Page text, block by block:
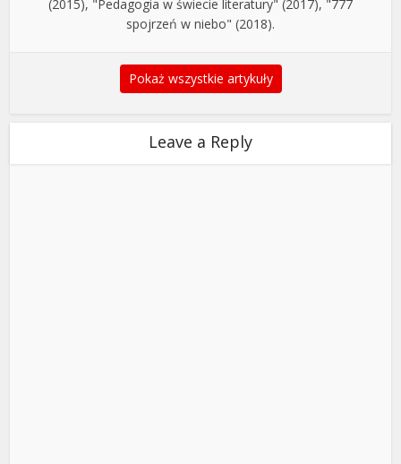
(2015), "Pedagogia w świecie literatury" (2017), "777
spojrzeń w niebo" (2018).
Pokaż wszystkie artykuły
Leave a Reply